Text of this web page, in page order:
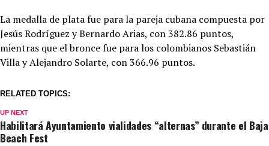
La medalla de plata fue para la pareja cubana compuesta por
Jesús Rodríguez y Bernardo Arias, con 382.86 puntos,
mientras que el bronce fue para los colombianos Sebastián
Villa y Alejandro Solarte, con 366.96 puntos.
RELATED TOPICS:
UP NEXT
Habilitará Ayuntamiento vialidades “alternas” durante el Baja
Beach Fest